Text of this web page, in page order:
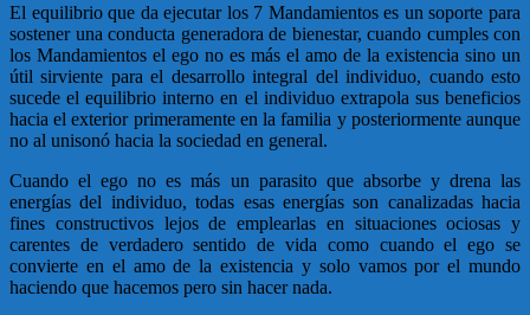
El equilibrio que da ejecutar los 7 Mandamientos es un soporte para
sostener una conducta generadora de bienestar, cuando cumples con
los Mandamientos el ego no es más el amo de la existencia sino un
útil sirviente para el desarrollo integral del individuo, cuando esto
sucede el equilibrio interno en el individuo extrapola sus beneficios
hacia el exterior primeramente en la familia y posteriormente aunque
no al unisonó hacia la sociedad en general.
Cuando el ego no es más un parasito que absorbe y drena las
energías del individuo, todas esas energías son canalizadas hacia
fines constructivos lejos de emplearlas en situaciones ociosas y
carentes de verdadero sentido de vida como cuando el ego se
convierte en el amo de la existencia y solo vamos por el mundo
haciendo que hacemos pero sin hacer nada.